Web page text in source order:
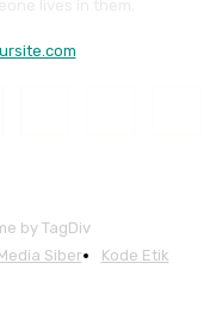
by TagDiv
Siber Kode Etik